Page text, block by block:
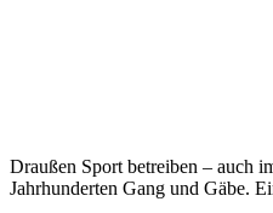
Draußen Sport betreiben – auch
Jahrhunderten Gang und Gäbe.